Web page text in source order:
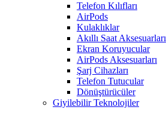
Telefon Kılıfları
AirPods
Kulaklıklar
Akıllı Saat Aksesuarları
Ekran Koruyucular
AirPods Aksesuarları
Şarj Cihazları
Telefon Tutucular
Dönüştürücüler
Giyilebilir Teknolojiler